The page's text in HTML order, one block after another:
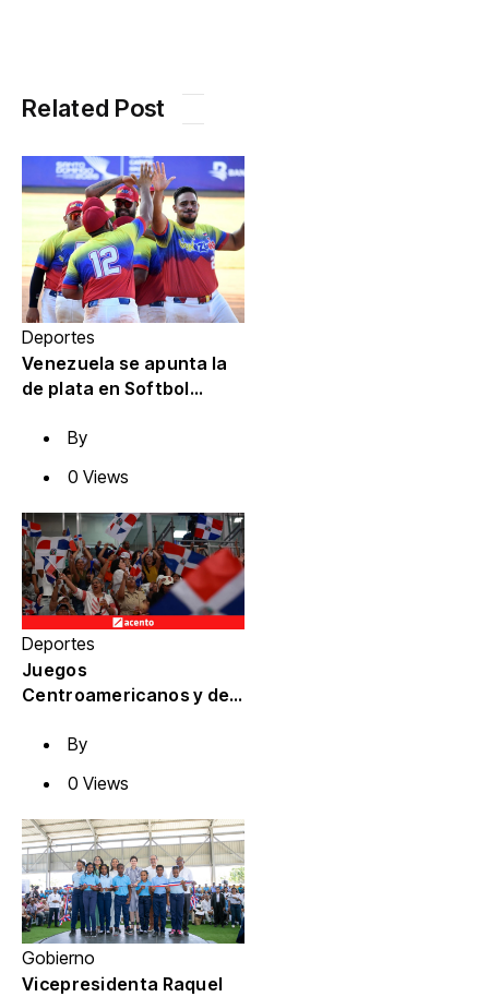
Related Post
Deportes
Venezuela se apunta la
de plata en Softbol
By
0 Views
Deportes
Juegos
Centroamericanos y del
reto de preservar su
deportiva
By
0 Views
Gobierno
Vicepresidenta Raquel